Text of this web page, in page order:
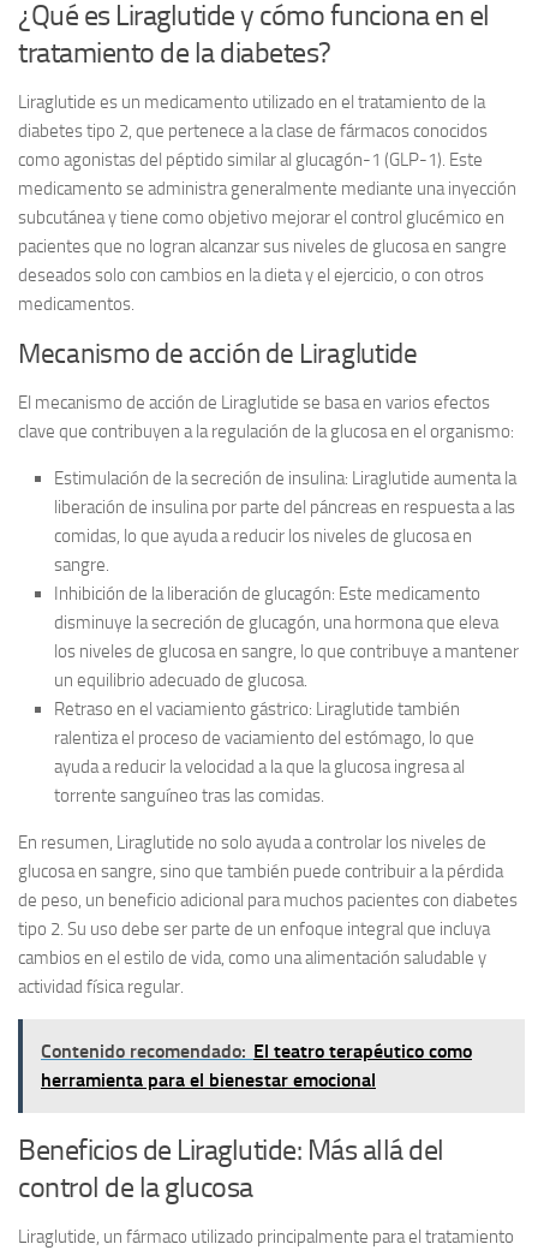
¿Qué es Liraglutide y cómo funciona en el
tratamiento de la diabetes?
Liraglutide es un medicamento utilizado en el tratamiento de la
diabetes tipo 2, que pertenece a la clase de fármacos conocidos
como agonistas del péptido similar al glucagón-1 (GLP-1). Este
medicamento se administra generalmente mediante una inyección
subcutánea y tiene como objetivo mejorar el control glucémico en
pacientes que no logran alcanzar sus niveles de glucosa en sangre
deseados solo con cambios en la dieta y el ejercicio, o con otros
medicamentos.
Mecanismo de acción de Liraglutide
El mecanismo de acción de Liraglutide se basa en varios efectos
clave que contribuyen a la regulación de la glucosa en el organismo:
Estimulación de la secreción de insulina: Liraglutide aumenta la
liberación de insulina por parte del páncreas en respuesta a las
comidas, lo que ayuda a reducir los niveles de glucosa en
sangre.
Inhibición de la liberación de glucagón: Este medicamento
disminuye la secreción de glucagón, una hormona que eleva
los niveles de glucosa en sangre, lo que contribuye a mantener
un equilibrio adecuado de glucosa.
Retraso en el vaciamiento gástrico: Liraglutide también
ralentiza el proceso de vaciamiento del estómago, lo que
ayuda a reducir la velocidad a la que la glucosa ingresa al
torrente sanguíneo tras las comidas.
En resumen, Liraglutide no solo ayuda a controlar los niveles de
glucosa en sangre, sino que también puede contribuir a la pérdida
de peso, un beneficio adicional para muchos pacientes con diabetes
tipo 2. Su uso debe ser parte de un enfoque integral que incluya
cambios en el estilo de vida, como una alimentación saludable y
actividad física regular.
Contenido recomendado: El teatro terapéutico como
herramienta para el bienestar emocional
Beneficios de Liraglutide: Más allá del
control de la glucosa
Liraglutide, un fármaco utilizado principalmente para el tratamiento